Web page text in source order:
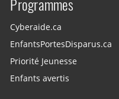
Programmes
Cyberaide.ca
EnfantsPortesDisparus.ca
Priorité Jeunesse
Enfants avertis